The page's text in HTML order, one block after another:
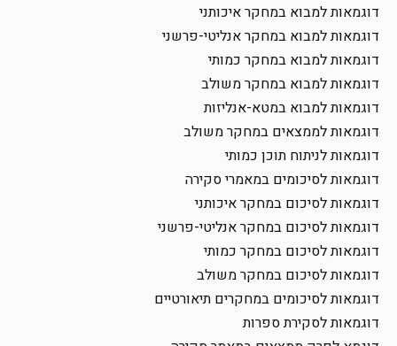
דוגמאות למבוא במחקר איכותני
דוגמאות למבוא במחקר אנליטי-פרשני
דוגמאות למבוא במחקר כמותי
דוגמאות למבוא במחקר משולב
דוגמאות למבוא במטא-אנליזות
דוגמאות לממצאים במחקר משולב
דוגמאות לניתוח תוכן כמותי
דוגמאות לסיכומים במאמרי סקירה
דוגמאות לסיכום במחקר איכותני
דוגמאות לסיכום במחקר אנליטי-פרשני
דוגמאות לסיכום במחקר כמותי
דוגמאות לסיכום במחקר משולב
דוגמאות לסיכומים במחקרים תיאורטיים
דוגמאות לסקירת ספרות